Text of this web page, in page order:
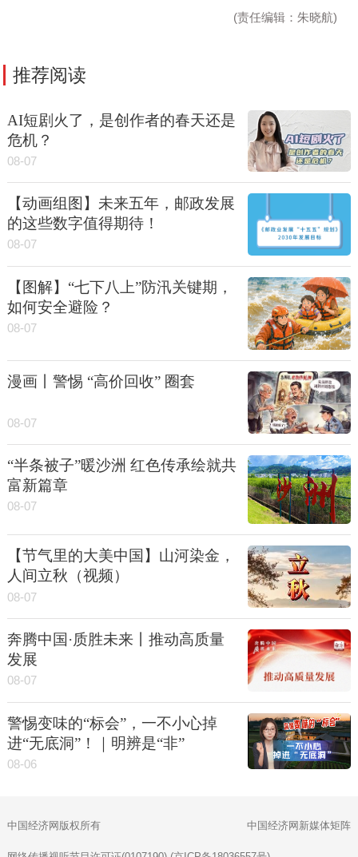
(责任编辑：朱晓航)
推荐阅读
AI短剧火了，是创作者的春天还是
危机？
08-07
【动画组图】未来五年，邮政发展
的这些数字值得期待！
08-07
【图解】“七下八上”防汛关键期，
如何安全避险？
08-07
漫画丨警惕 “高价回收” 圈套
08-07
“半条被子”暖沙洲 红色传承绘就共
富新篇章
08-07
【节气里的大美中国】山河染金，
人间立秋（视频）
08-07
奔腾中国·质胜未来丨推动高质量
发展
08-07
警惕变味的“标会”，一不小心掉
进“无底洞”！｜明辨是“非”
08-06
中国经济网版权所有 中国经济网新媒体矩阵